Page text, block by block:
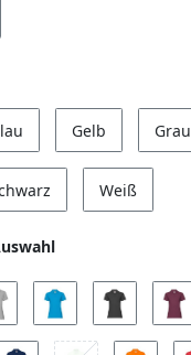
Gelb Grau
Weiß